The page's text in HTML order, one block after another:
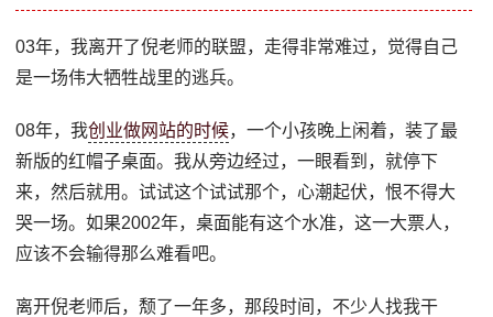
03年，我离开了倪老师的联盟，走得非常难过，觉得自己
是一场伟大牺牲战里的逃兵。
08年，我创业做网站的时候，一个小孩晚上闲着，装了最
新版的红帽子桌面。我从旁边经过，一眼看到，就停下
来，然后就用。试试这个试试那个，心潮起伏，恨不得大
哭一场。如果2002年，桌面能有这个水准，这一大票人，
应该不会输得那么难看吧。
离开倪老师后，颓了一年多，那段时间，不少人找我干